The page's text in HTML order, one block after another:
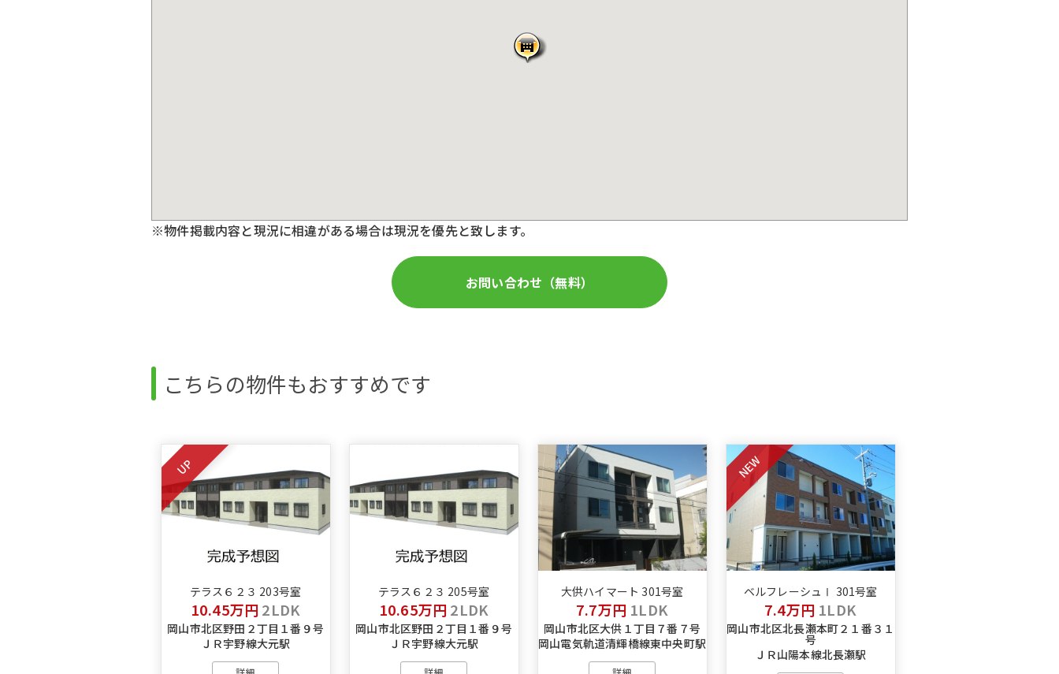
※物件掲載内容と現況に相違がある場合は現況を優先と致します。
お問い合わせ（無料）
こちらの物件もおすすめです
UP
テラス６２３ 203号室
10.45万円 2LDK
岡山市北区野田２丁目１番９号
ＪＲ宇野線大元駅
テラス６２３ 205号室
10.65万円 2LDK
岡山市北区野田２丁目１番９号
ＪＲ宇野線大元駅
大供ハイマート 301号室
7.7万円 1LDK
岡山市北区大供１丁目７番７号
岡山電気軌道清輝橋線東中央町駅
NEW
ベルフレーシュⅠ 301号室
7.4万円 1LDK
岡山市北区北長瀬本町２１番３１
号
ＪＲ山陽本線北長瀬駅